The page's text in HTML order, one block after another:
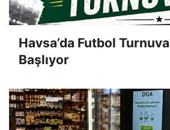
Havsa’da Futbol
Başlıyor